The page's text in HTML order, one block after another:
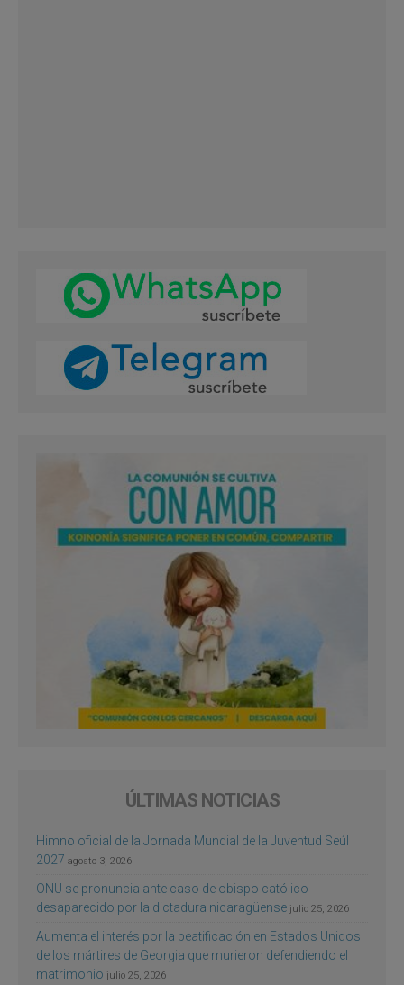
ÚLTIMAS NOTICIAS
Himno oficial de la Jornada Mundial de la Juventud Seúl
2027 agosto 3, 2026
ONU se pronuncia ante caso de obispo católico
desaparecido por la dictadura nicaragüense julio 25, 2026
Aumenta el interés por la beatificación en Estados Unidos
de los mártires de Georgia que murieron defendiendo el
matrimonio julio 25, 2026